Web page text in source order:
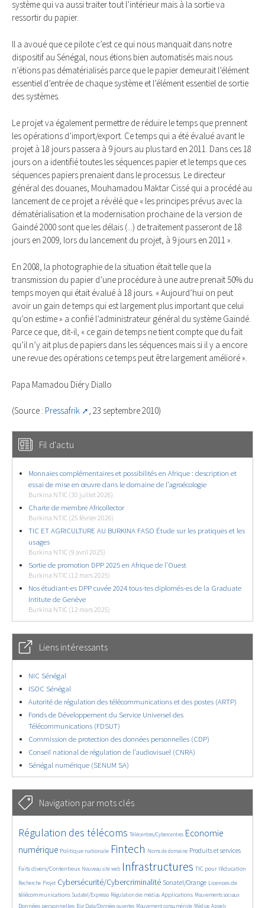
système qui va aussi traiter tout l’intérieur mais à la sortie va
ressortir du papier.
Il a avoué que ce pilote c’est ce qui nous manquait dans notre
dispositif au Sénégal, nous étions bien automatisés mais nous
n’étions pas dématérialisés parce que le papier demeurait l’élément
essentiel d’entrée de chaque système et l’élément essentiel de sortie
des systèmes.
Le projet va également permettre de réduire le temps que prennent
les opérations d’import/export. Ce temps qui a été évalué avant le
projet à 18 jours passera à 9 jours au plus tard en 2011. Dans ces 18
jours on a identifié toutes les séquences papier et le temps que ces
séquences papiers prenaient dans le processus. Le directeur
général des douanes, Mouhamadou Maktar Cissé qui a procédé au
lancement de ce projet a révélé que « les principes prévus avec la
dématérialisation et la modernisation prochaine de la version de
Gaindé 2000 sont que les délais (...) de traitement passeront de 18
jours en 2009, lors du lancement du projet, à 9 jours en 2011 ».
En 2008, la photographie de la situation était telle que la
transmission du papier d’une procédure à une autre prenait 50% du
temps moyen qui était évalué à 18 jours. « Aujourd’hui on peut
avoir un gain de temps qui est largement plus important que celui
qu’on estime » a confié l’administrateur général du système Gaïndé.
Parce ce que, dit-il, « ce gain de temps ne tient compte que du fait
qu’il n’y ait plus de papiers dans les séquences mais si il y a encore
une revue des opérations ce temps peut être largement amélioré ».
Papa Mamadou Diéry Diallo
(Source : Pressafrik , 23 septembre 2010)
Fil d'actu
Monnaies complémentaires et possibilités en Afrique : description et
essai de mise en œuvre dans le domaine de l’agroécologie
Burkina NTIC (30 juillet 2026)
Charte de membre Africollector
Burkina NTIC (25 février 2026)
TIC ET AGRICULTURE AU BURKINA FASO Étude sur les pratiques et les
usages
Burkina NTIC (9 avril 2025)
Sortie de promotion DPP 2025 en Afrique de l’Ouest
Burkina NTIC (12 mars 2025)
Nos étudiant-es DPP cuvée 2024 tous-tes diplomés-es de la Graduate
Intitute de Genève
Burkina NTIC (12 mars 2025)
Liens intéressants
NIC Sénégal
ISOC Sénégal
Autorité de régulation des télécommunications et des postes (ARTP)
Fonds de Développement du Service Universel des
Télécommunications (FDSUT)
Commission de protection des données personnelles (CDP)
Conseil national de régulation de l’audiovisuel (CNRA)
Sénégal numérique (SENUM SA)
Navigation par mots clés
4931/5946
Régulation des télécoms
357/5946 Télécentres/Cybercentres
3917/5946
Economie
numérique
1936/5946 Politique nationale
5486/5946 Fintech
700/5946 Noms de domaine
2550/5946 Produits et services
1632/5946
Faits divers/Contentieux Nouveau site web Infrastructures TIC pour l’éducation
Recherche
264/5946Projet
3667/5946 Cybersécurité/Cybercriminalité
2360/5946 Sonatel/Orange
1683/5946
Licences de
télécommunications
300/5946 Sudatel/Expresso
1050/5946 Régulation des médias
1615/5946 Applications
1126/5946 Mouvements sociaux
1731/5946
Données personnelles
143/5946 Big Data/Données ouvertes
629/5946 Mouvement consumériste
391/5946 Médias
682/5946
Appels